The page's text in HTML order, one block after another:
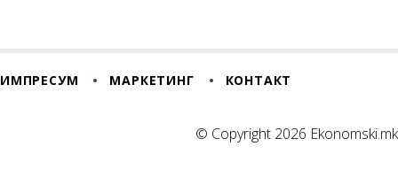
ИМПРЕСУМ МАРКЕТИНГ КОНТАКТ
© Copyright 2026 Ekonomski.mk